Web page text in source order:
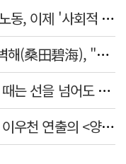
[이정식의 시대의 창]폭염 속 이동노동, 이제 '사회적 위험 관리'로 전환할 때
[뉴스로 보는 고사성어]<32>상전벽해(桑田碧海), "뽕나무밭이 푸른 바다가 되었다."
[김종섭의 광고 이야기] 광고를 할 때는 선을 넘어도 좋습니다.
[김건표의 연극리뷰] 오태영 신작, 이우천 연출의 <양은 양순하다>"국민을 온순한 양으로 길들이는 전체주의적 정치의 알레고리"